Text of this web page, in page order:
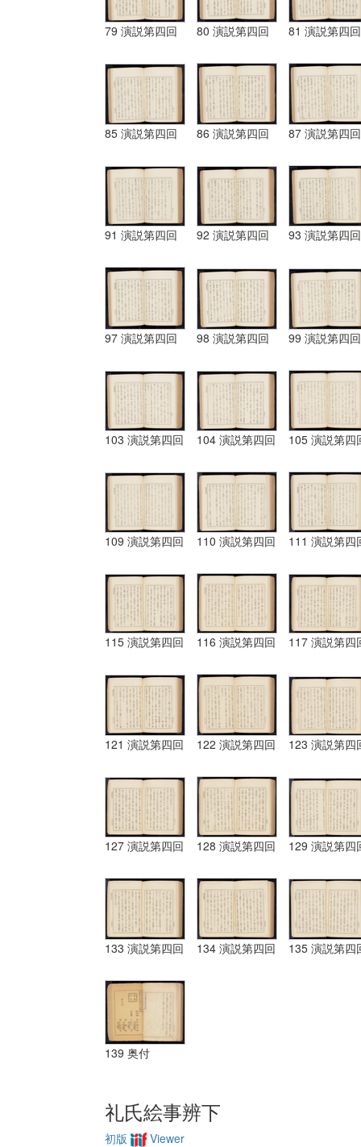
79 演説第四回 80 演説第四回 81 演説第四回
85 演説第四回 86 演説第四回 87 演説第四回
91 演説第四回 92 演説第四回 93 演説第四回
97 演説第四回 98 演説第四回 99 演説第四回
103 演説第四回 104 演説第四回 105 演説第四
109 演説第四回 110 演説第四回 111 演説第四
115 演説第四回 116 演説第四回 117 演説第四
121 演説第四回 122 演説第四回 123 演説第四
127 演説第四回 128 演説第四回 129 演説第四
133 演説第四回 134 演説第四回 135 演説第四
139 奥付
礼氏絵事辨下
初版 Viewer